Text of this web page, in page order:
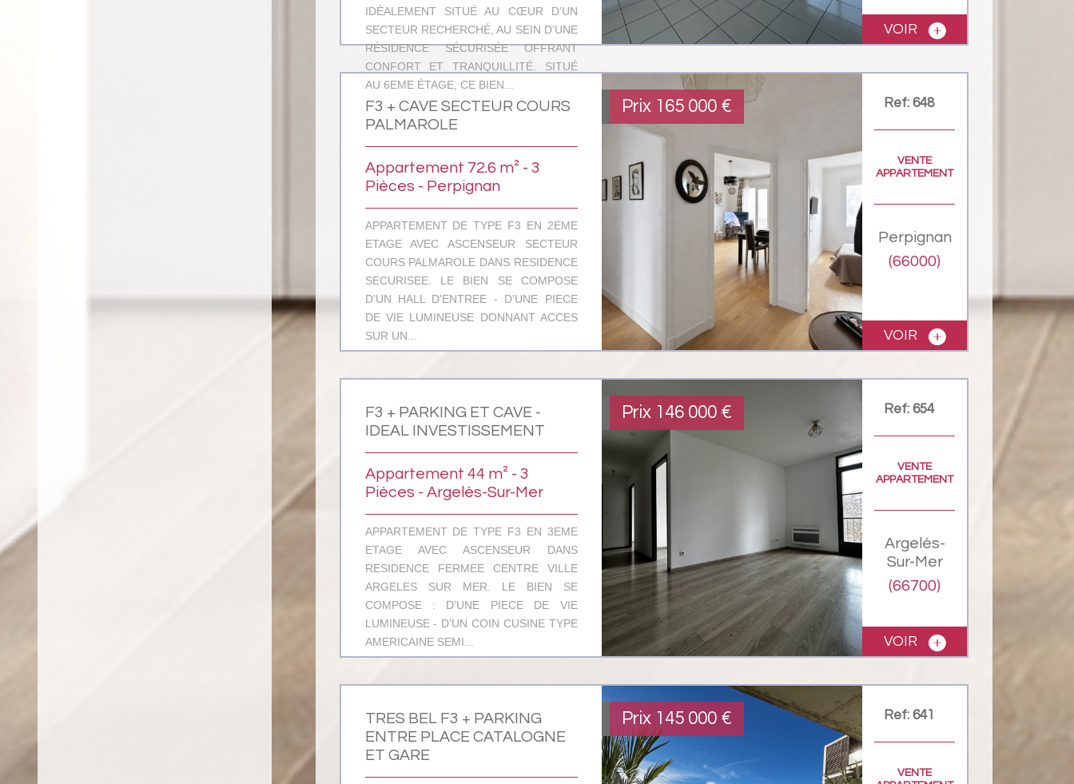
IDÉALEMENT SITUÉ AU CŒUR D’UN
SECTEUR RECHERCHÉ, AU SEIN D’UNE
RÉSIDENCE SÉCURISÉE OFFRANT
CONFORT ET TRANQUILLITÉ. SITUÉ
AU 6EME ÉTAGE, CE BIEN...
VOIR
Prix 165 000 €
F3 + CAVE SECTEUR COURS
PALMAROLE
Appartement 72.6 m² - 3
Pièces - Perpignan
APPARTEMENT DE TYPE F3 EN 2EME
ETAGE AVEC ASCENSEUR SECTEUR
COURS PALMAROLE DANS RESIDENCE
SECURISEE. LE BIEN SE COMPOSE
D'UN HALL D'ENTREE - D'UNE PIECE
DE VIE LUMINEUSE DONNANT ACCES
SUR UN...
Ref: 648
VENTE
APPARTEMENT
Perpignan
(66000)
VOIR
Prix 146 000 €
F3 + PARKING ET CAVE -
IDEAL INVESTISSEMENT
Appartement 44 m² - 3
Pièces - Argelès-Sur-Mer
APPARTEMENT DE TYPE F3 EN 3EME
ETAGE AVEC ASCENSEUR DANS
RESIDENCE FERMEE CENTRE VILLE
ARGELES SUR MER. LE BIEN SE
COMPOSE : D'UNE PIECE DE VIE
LUMINEUSE - D'UN COIN CUSINE TYPE
AMERICAINE SEMI...
Ref: 654
VENTE
APPARTEMENT
Argelès-
Sur-Mer
(66700)
VOIR
Prix 145 000 €
TRES BEL F3 + PARKING
ENTRE PLACE CATALOGNE
ET GARE
Ref: 641
VENTE